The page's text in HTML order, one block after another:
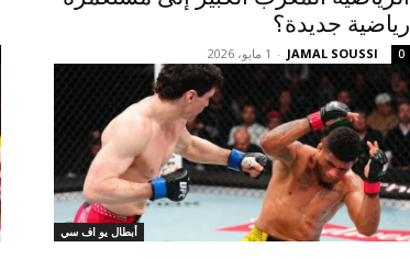
رياضية جديدة؟
JAMAL SOUSSI
- 1 مايو، 2026 0
أبطال يو اف سي